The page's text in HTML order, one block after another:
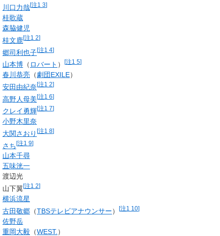
川口力哉[注1 3]
桂歌蔵
森脇健児
桂文鹿[注1 2]
郷司利也子[注1 4]
山本博 （ ロバート ） [注1 5]
春川恭亮 （劇団EXILE）
安田由紀奈[注1 2]
高野人母美[注1 6]
クレイ勇輝[注1 7]
小野木里奈
大関さおり [注1 8]
さち[注1 9]
山本千尋
五味洸一
渡辺光
山下翼[注1 2]
横浜流星
古田敬郷 （TBSテレビアナウンサー） [注1 10]
佐野岳
重岡大毅 （WEST. ）